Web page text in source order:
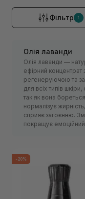
Фільтр 1
Олія лаванди
Олія лаванди —
ефірний
регенеруючою та
для всіх типів
так як вона
нормалізує
сприяє загоєнню.
покращує емоційний
-20%